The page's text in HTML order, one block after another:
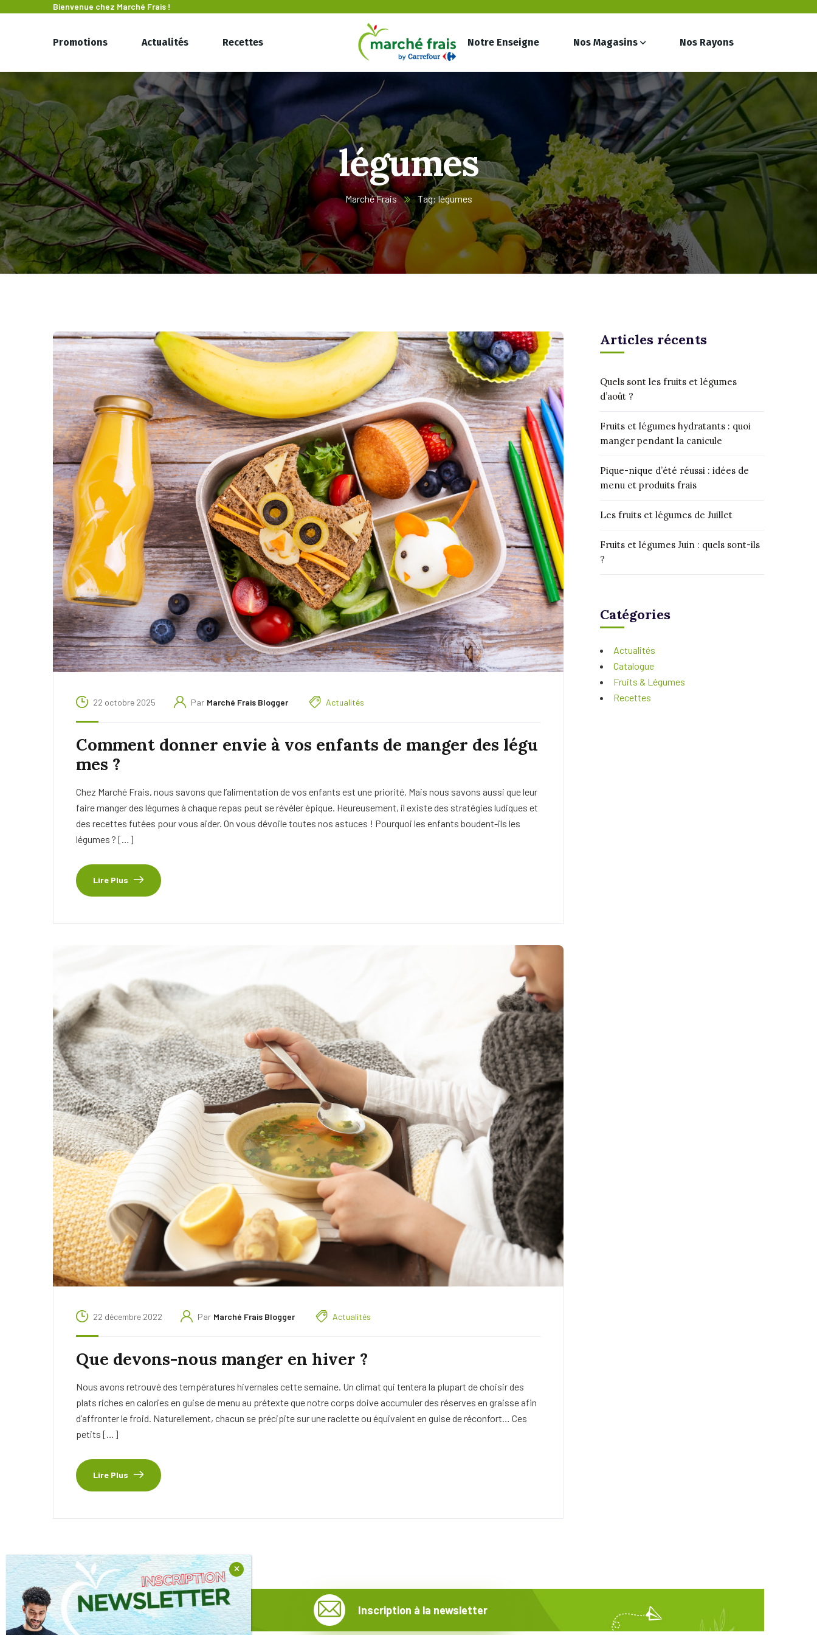
Bienvenue chez Marché Frais !
Promotions Actualités Recettes Notre Enseigne Nos Magasins Nos Rayons
légumes
Marché Frais Tag: légumes
22 octobre 2025 Par Marché Frais Blogger Actualités
Comment donner envie à vos enfants de manger des légu
mes ?
Chez Marché Frais, nous savons que l’alimentation de vos enfants est une priorité. Mais nous savons aussi que leur
faire manger des légumes à chaque repas peut se révéler épique. Heureusement, il existe des stratégies ludiques et
des recettes futées pour vous aider. On vous dévoile toutes nos astuces ! Pourquoi les enfants boudent-ils les
légumes ? […]
Lire Plus
22 décembre 2022 Par Marché Frais Blogger Actualités
Que devons-nous manger en hiver ?
Nous avons retrouvé des températures hivernales cette semaine. Un climat qui tentera la plupart de choisir des
plats riches en calories en guise de menu au prétexte que notre corps doive accumuler des réserves en graisse afin
d’affronter le froid. Naturellement, chacun se précipite sur une raclette ou équivalent en guise de réconfort… Ces
petits […]
Lire Plus
Articles récents
Quels sont les fruits et légumes
d’août ?
Fruits et légumes hydratants : quoi
manger pendant la canicule
Pique-nique d’été réussi : idées de
menu et produits frais
Les fruits et légumes de Juillet
Fruits et légumes Juin : quels sont-ils
?
Catégories
Actualités
Catalogue
Fruits & Légumes
Recettes
Inscription à la newsletter